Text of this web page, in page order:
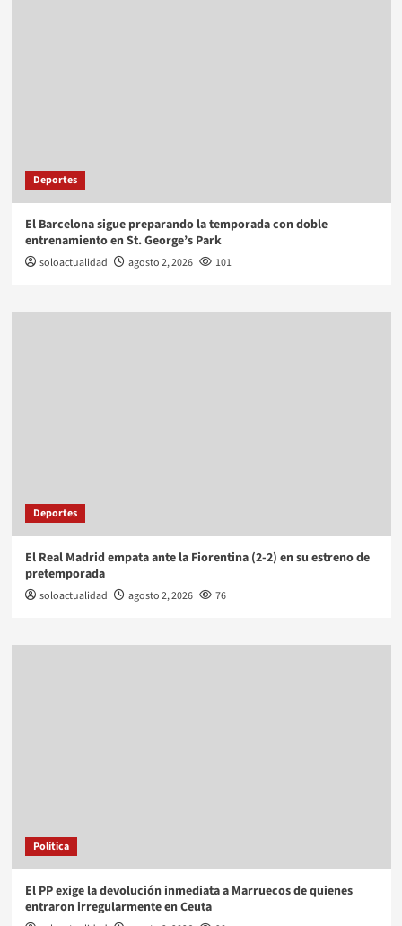
Deportes
El Barcelona sigue preparando la temporada con doble
entrenamiento en St. George’s Park
soloactualidad agosto 2, 2026 101
Deportes
El Real Madrid empata ante la Fiorentina (2-2) en su estreno de
pretemporada
soloactualidad agosto 2, 2026 76
Política
El PP exige la devolución inmediata a Marruecos de quienes
entraron irregularmente en Ceuta